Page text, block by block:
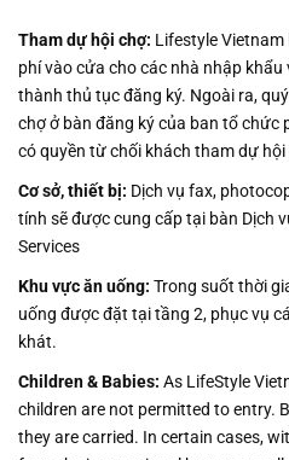
Tham dự hội chợ: Lifestyle
phí vào cửa cho các nhà nhập
thành thủ tục đăng ký. Ngoài ra,
chợ ở bàn đăng ký của ban tổ chức
có quyền từ chối khách tham dự hội
Cơ sở, thiết bị: Dịch vụ fax,
tính sẽ được cung cấp tại bàn Dịch
Services
Khu vực ăn uống: Trong suốt thời
uống được đặt tại tầng 2, phục vụ
khát.
Children & Babies: As LifeStyle
children are not permitted to entry.
they are carried. In certain cases,